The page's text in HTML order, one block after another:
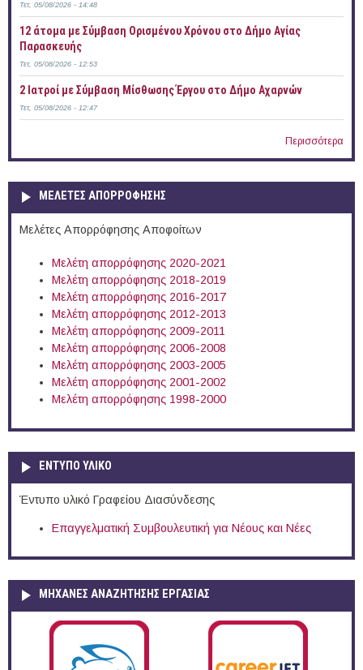
Τετ, 05/08/2026 - 14:48
12 άτομα με Σύμβαση Ορισμένου Χρόνου στο Δήμο Αγίας
Παρασκευής
Τετ, 05/08/2026 - 12:53
2 Ιατροί με Σύμβαση Μίσθωσης Έργου στο Δήμο Αχαρνών
Τετ, 05/08/2026 - 12:47
Περισσότερα
ΜΕΛΕΤΕΣ ΑΠΟΡΡΟΦΗΣΗΣ
Μελέτες Απορρόφησης Αποφοίτων
Μελέτη απορρόφησης 2020-2021
Μελέτη απορρόφησης 2018-2019
Μελέτη απορρόφησης 2016-2017
Μελέτη απορρόφησης 2012-2013
Μελέτη απορρόφησης 2009-2011
Μελέτη απορρόφησης 2006-2008
Μελέτη απορρόφησης 2003-2005
Μελέτη απορρόφησης 2001-2002
Μελέτη απορρόφησης 1998-2000
ΕΝΤΥΠΟ ΥΛΙΚΟ
Έντυπο υλικό Γραφείου Διασύνδεσης
Επαγγελματική Συμβουλευτική για Νέους και Νέες
ΜΗΧΑΝΕΣ ΑΝΑΖΗΤΗΣΗΣ ΕΡΓΑΣΙΑΣ